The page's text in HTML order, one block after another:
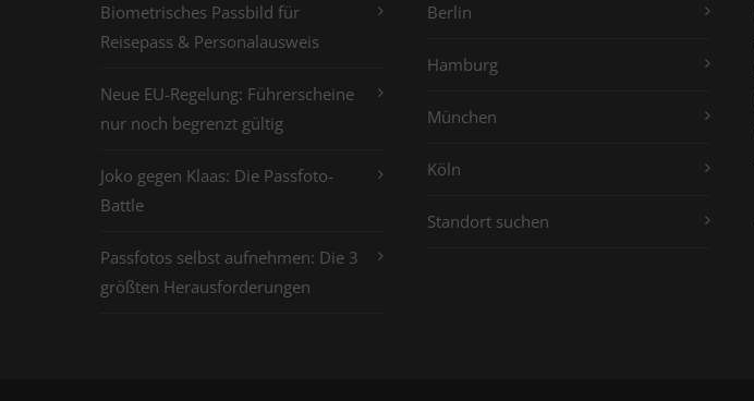
Biometrisches Passbild für
Reisepass & Personalausweis
Neue EU-Regelung: Führerscheine
nur noch begrenzt gültig
Joko gegen Klaas: Die Passfoto-
Battle
Passfotos selbst aufnehmen: Die 3
größten Herausforderungen
Berlin
Hamburg
München
Köln
Standort suchen